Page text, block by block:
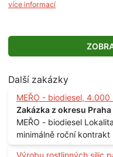
více informací
Další zakázky
MEŘO - biodiesel,
Zakázka z okresu
MEŘO - biodiesel Lokalita: - Praha Termín: - průběžně,
minimálně roční kontrakt Množství: - 4.000 - 8.000 tun
měsíčně
Výrobu rostlinných silic